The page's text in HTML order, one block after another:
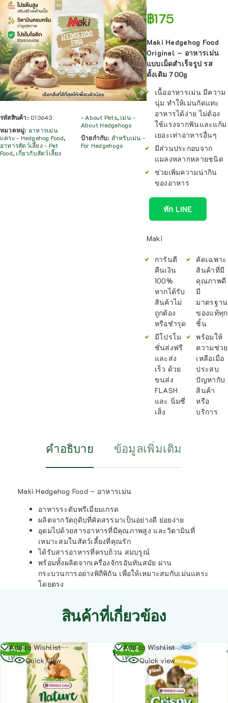
รหัสสินค้า: 013643
หมวดหมู่: อาหารเม่น
แคระ - Hedgehog Food,
อาหารสัตว์เลี้ยง - Pet
Food, เกี่ยวกับสัตว์เลี้ยง
- About Pets, เม่น -
About Hedgehogs
ป้ายกำกับ: สำหรับเม่น -
For Hedgehogs
฿175
Maki Hedgehog Food
Original – อาหารเม่น
แบบเม็ดสำเร็จรูป รส
ดั้งเดิม 700g
เนื้ออาหารเม่น มีความ
นุ่ม ทำให้เม่นกัดแทะ
อาหารได้ง่าย ไม่ต้อง
ใช้แรงจากฟันและแก้ม
เยอะเท่าอาหารอื่นๆ
มีส่วนประกอบจาก
แมลงหลากหลายชนิด
ช่วยเพิ่มความน่ากิน
ของอาหาร
ทัก LINE
Maki
การันตี
คืนเงิน
100%
หากได้รับ
สินค้าไม่
ถูกต้อง
หรือชำรุด
มีโปรโม
ชั่นส่งฟรี
และส่ง
เร็ว ด้วย
ขนส่ง
FLASH
และ นิ่มซี่
เส็ง
คัดเฉพาะ
สินค้าที่มี
คุณภาพดี
มี
มาตรฐาน
ของแท้ทุก
ชิ้น
พร้อมให้
ความช่วย
เหลือเมื่อ
ประสบ
ปัญหากับ
สินค้า
หรือ
บริการ
คำอธิบาย ข้อมูลเพิ่มเติม
Maki Hedgehog Food – อาหารเม่น
อาหารระดับพรีเมี่ยมเกรด
ผลิตจากวัตถุดิบที่คัดสรรมาเป็นอย่างดี ย่อยง่าย
อุดมไปด้วยสารอาหารที่มีคุณภาพสูง และวิตามินที่
เหมาะสมในสัตว์เลี้ยงที่คุณรัก
ได้รับสารอาหารที่ครบถ้วน สมบรูณ์
พร้อมทั้งผลิตจากเครื่องจักรอันทันสมัย ผ่าน
กระบวนการอย่างพิถีพิถัน เพื่อให้เหมาะสมกับเม่นแคระ
โดยตรง
สินค้าที่เกี่ยวข้อง
SALE
Add to Wishlist
Quick view
อ่าน
เพิ่ม
SALE
Add to Wishlist
Quick view
อ่าน
เพิ่ม